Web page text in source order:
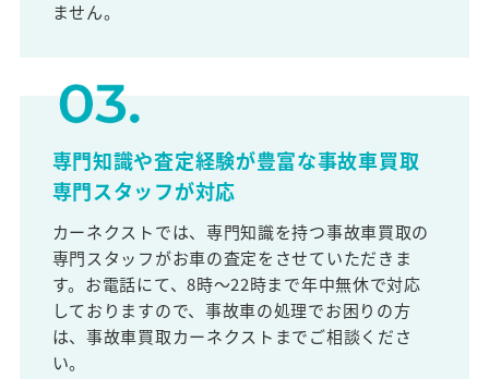
ません。
専門知識や査定経験が豊富な事故車買取
専門スタッフが対応
カーネクストでは、専門知識を持つ事故車買取の
専門スタッフがお車の査定をさせていただきま
す。お電話にて、8時～22時まで年中無休で対応
しておりますので、事故車の処理でお困りの方
は、事故車買取カーネクストまでご相談くださ
い。